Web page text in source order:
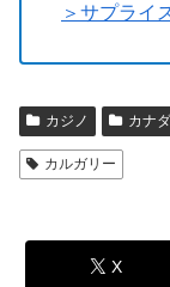
＞サプライ
カジノ カナダ
カルガリー
X